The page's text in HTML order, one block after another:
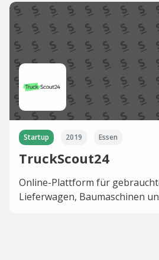
Startup 2019 Essen
TruckScout24
Online-Plattform für
Lieferwagen, Baumaschinen